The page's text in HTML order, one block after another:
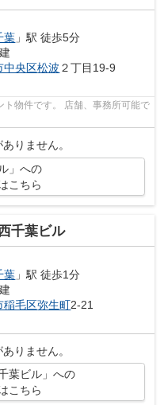
葉 」駅 徒歩5分
中央区松波 ２丁目19-9
物件です。 店舗、事務所可能で
りません。
」への
こちら
千葉ビル
葉 」駅 徒歩1分
稲毛区弥生町2-21
りません。
葉ビル」への
こちら